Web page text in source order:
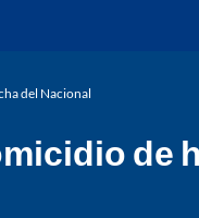
del Nacional
de